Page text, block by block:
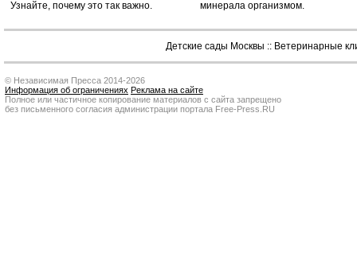
Узнайте, почему это так важно.
минерала организмом.
Детские сады Москвы :: Ветеринарные
© Независимая Пресса 2014-2026
Информация об ограничениях Реклама на сайте
Полное или частичное копирование материалов с сайта запрещено
без письменного согласия администрации портала Free-Press.RU